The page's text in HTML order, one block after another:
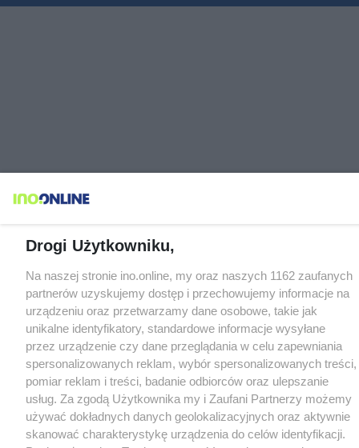
Drogi Użytkowniku,
Na naszej stronie ino.online, my oraz naszych 1162 zaufanych
partnerów uzyskujemy dostęp i przechowujemy informacje na
urządzeniu oraz przetwarzamy dane osobowe, takie jak
unikalne identyfikatory, standardowe informacje wysyłane
przez urządzenie czy dane przeglądania w celu zapewniania
spersonalizowanych reklam, wybór spersonalizowanych treści,
pomiar reklam i treści, badanie odbiorców oraz ulepszanie
usług. Za zgodą Użytkownika my i Zaufani Partnerzy możemy
używać dokładnych danych geolokalizacyjnych oraz aktywnie
skanować charakterystykę urządzenia do celów identyfikacji.